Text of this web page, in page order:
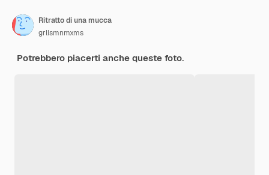
Ritratto di una mucca
grllsmnmxms
Potrebbero piacerti anche queste foto.